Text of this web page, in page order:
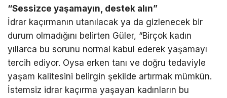
“Sessizce yaşamayın, destek alın”
İdrar kaçırmanın utanılacak ya da gizlenecek bir
durum olmadığını belirten Güler, “Birçok kadın
yıllarca bu sorunu normal kabul ederek yaşamayı
tercih ediyor. Oysa erken tanı ve doğru tedaviyle
yaşam kalitesini belirgin şekilde artırmak mümkün.
İstemsiz idrar kaçırma yaşayan kadınların bu